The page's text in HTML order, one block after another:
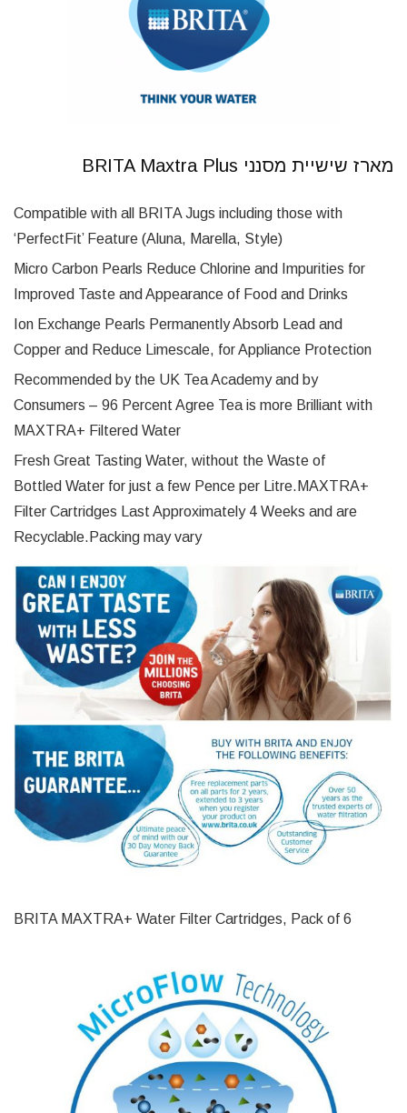
מארז שישיית מסנני BRITA Maxtra Plus
Compatible with all BRITA Jugs including those with
‘PerfectFit’ Feature (Aluna, Marella, Style)
Micro Carbon Pearls Reduce Chlorine and Impurities for
Improved Taste and Appearance of Food and Drinks
Ion Exchange Pearls Permanently Absorb Lead and
Copper and Reduce Limescale, for Appliance Protection
Recommended by the UK Tea Academy and by
Consumers – 96 Percent Agree Tea is more Brilliant with
MAXTRA+ Filtered Water
Fresh Great Tasting Water, without the Waste of
Bottled Water for just a few Pence per Litre.MAXTRA+
Filter Cartridges Last Approximately 4 Weeks and are
Recyclable.Packing may vary
BRITA MAXTRA+ Water Filter Cartridges, Pack of 6